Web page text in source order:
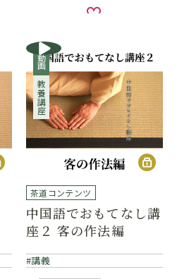
お気に入り
動画
教養講座
茶道コンテンツ
中国語でおもてなし講
座２ 客の作法編
講義